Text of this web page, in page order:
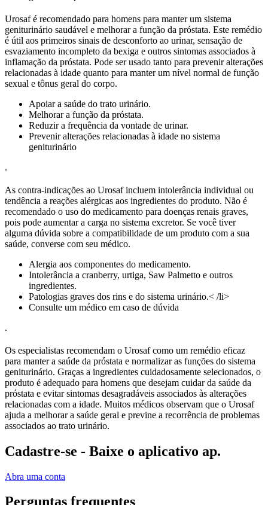
Urosaf é recomendado para homens para manter um sistema
geniturinário saudável e melhorar a função da próstata. Este remédio
é útil aos primeiros sinais de desconforto ao urinar, sensação de
esvaziamento incompleto da bexiga e outros sintomas associados à
inflamação da próstata. Pode ser usado tanto para prevenir alterações
relacionadas à idade quanto para manter um nível normal de função
sexual e tônus geral do corpo.
Apoiar a saúde do trato urinário.
Melhorar a função da próstata.
Reduzir a frequência da vontade de urinar.
Prevenir alterações relacionadas à idade no sistema
geniturinário
.
As contra-indicações ao Urosaf incluem intolerância individual ou
tendência a reações alérgicas aos ingredientes do produto. Não é
recomendado o uso do medicamento para doenças renais graves,
pois pode aumentar a carga no sistema excretor. Se você tiver
alguma dúvida sobre a compatibilidade de um produto com a sua
saúde, converse com seu médico.
Alergia aos componentes do medicamento.
Intolerância a cranberry, urtiga, Saw Palmetto e outros
ingredientes.
Patologias graves dos rins e do sistema urinário.< /li>
Consulte um médico em caso de dúvida
.
Os especialistas recomendam o Urosaf como um remédio eficaz
para manter a saúde da próstata e normalizar as funções do sistema
geniturinário. Graças a ingredientes cuidadosamente selecionados, o
produto é adequado para homens que desejam cuidar da saúde da
próstata e evitar sintomas desagradáveis associados às alterações
relacionadas com a idade. Muitos médicos observam que o Urosaf
ajuda a melhorar a saúde geral e previne a recorrência de problemas
associados ao trato urinário.
Cadastre-se - Baixe o aplicativo ap.
Abra uma conta
Perguntas frequentes